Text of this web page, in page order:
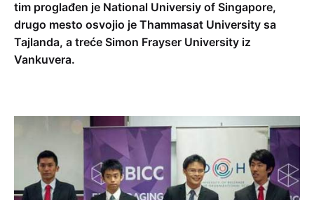
tim proglađen je National Universiy of Singapore,
drugo mesto osvojio je Thammasat University sa
Tajlanda, a treće Simon Frayser University iz
Vankuvera.